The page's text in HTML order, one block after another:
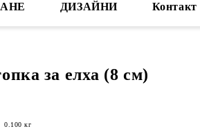
ДИЗАЙНИ Контакт
за елха (8 см)
0.100 кг